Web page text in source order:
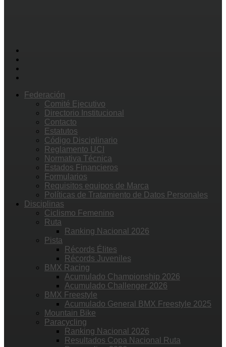
Federación
Comité Ejecutivo
Directorio Institucional
Contacto
Estatutos
Código Disciplinario
Reglamento UCI
Normativa Técnica
Estados Financieros
Formularios
Requisitos equipos de Marca
Políticas de Tratamiento de Datos Personales
Disciplinas
Ciclismo Femenino
Ruta
Ranking Nacional 2026
Pista
Récords Élites
Récords Juveniles
BMX Racing
Acumulado Championship 2026
Acumulado Challenger 2026
BMX Freestyle
Acumulado General BMX Freestyle 2025
Mountain Bike
Paracycling
Ranking Nacional 2026
Resultados Copa Nacional Ruta